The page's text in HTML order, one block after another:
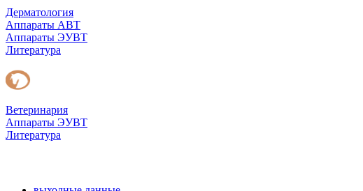
Дерматология
Аппараты АВТ
Аппараты ЭУВТ
Литература
Ветеринария
Аппараты ЭУВТ
Литература